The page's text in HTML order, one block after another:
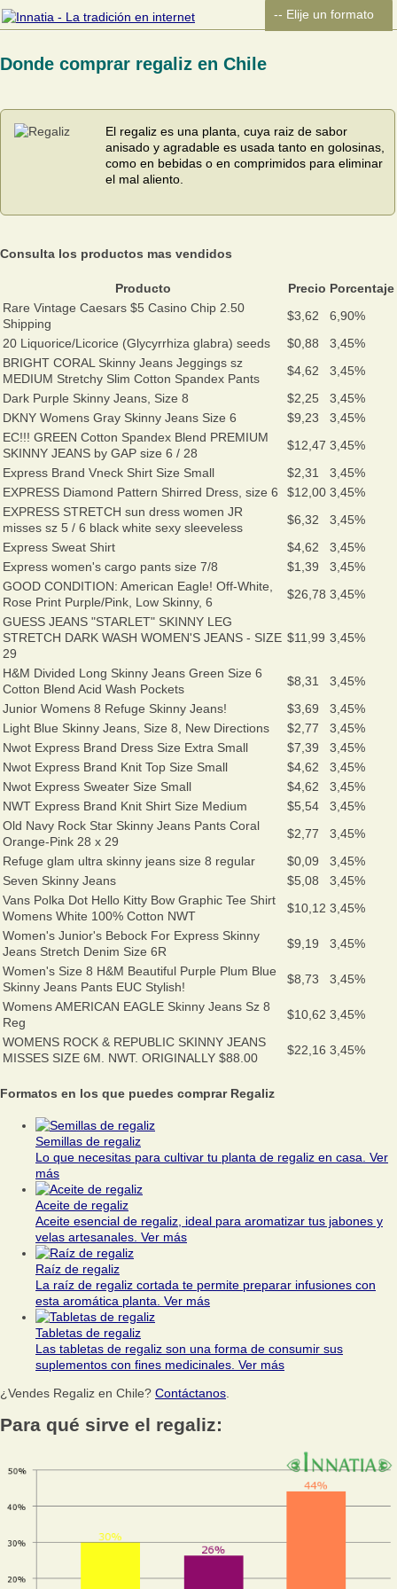
Donde comprar regaliz en Chile
El regaliz es una planta, cuya raiz de sabor
anisado y agradable es usada tanto en golosinas,
como en bebidas o en comprimidos para eliminar
el mal aliento.
Consulta los productos mas vendidos
Producto Precio Porcentaje
Rare Vintage Caesars $5 Casino Chip 2.50
Shipping
$3,62
6,90%
20 Liquorice/Licorice (Glycyrrhiza glabra) seeds
$0,88
3,45%
BRIGHT CORAL Skinny Jeans Jeggings sz
MEDIUM Stretchy Slim Cotton Spandex Pants
$4,62
3,45%
Dark Purple Skinny Jeans, Size 8
$2,25
3,45%
DKNY Womens Gray Skinny Jeans Size 6
$9,23
3,45%
EC!!! GREEN Cotton Spandex Blend PREMIUM
SKINNY JEANS by GAP size 6 / 28
$12,47 3,45%
Express Brand Vneck Shirt Size Small
$2,31
3,45%
EXPRESS Diamond Pattern Shirred Dress, size 6
$12,00 3,45%
EXPRESS STRETCH sun dress women JR
misses sz 5 / 6 black white sexy sleeveless
$6,32
3,45%
Express Sweat Shirt
$4,62
3,45%
Express women's cargo pants size 7/8
$1,39
3,45%
GOOD CONDITION: American Eagle! Off-White,
Rose Print Purple/Pink, Low Skinny, 6
$26,78 3,45%
GUESS JEANS "STARLET" SKINNY LEG
STRETCH DARK WASH WOMEN'S JEANS - SIZE
29
$11,99 3,45%
H&M Divided Long Skinny Jeans Green Size 6
Cotton Blend Acid Wash Pockets
$8,31
3,45%
Junior Womens 8 Refuge Skinny Jeans!
$3,69
3,45%
Light Blue Skinny Jeans, Size 8, New Directions
$2,77
3,45%
Nwot Express Brand Dress Size Extra Small
$7,39
3,45%
Nwot Express Brand Knit Top Size Small
$4,62
3,45%
Nwot Express Sweater Size Small
$4,62
3,45%
NWT Express Brand Knit Shirt Size Medium
$5,54
3,45%
Old Navy Rock Star Skinny Jeans Pants Coral
Orange-Pink 28 x 29
$2,77
3,45%
Refuge glam ultra skinny jeans size 8 regular
$0,09
3,45%
Seven Skinny Jeans
$5,08
3,45%
Vans Polka Dot Hello Kitty Bow Graphic Tee Shirt
Womens White 100% Cotton NWT
$10,12 3,45%
Women's Junior's Bebock For Express Skinny
Jeans Stretch Denim Size 6R
$9,19
3,45%
Women's Size 8 H&M Beautiful Purple Plum Blue
Skinny Jeans Pants EUC Stylish!
$8,73
3,45%
Womens AMERICAN EAGLE Skinny Jeans Sz 8
Reg
$10,62 3,45%
WOMENS ROCK & REPUBLIC SKINNY JEANS
MISSES SIZE 6M. NWT. ORIGINALLY $88.00
$22,16 3,45%
Formatos en los que puedes comprar Regaliz
Semillas de regaliz
Lo que necesitas para cultivar tu planta de regaliz en casa. Ver
más
Aceite de regaliz
Aceite esencial de regaliz, ideal para aromatizar tus jabones y
velas artesanales. Ver más
Raíz de regaliz
La raíz de regaliz cortada te permite preparar infusiones con
esta aromática planta. Ver más
Tabletas de regaliz
Las tabletas de regaliz son una forma de consumir sus
suplementos con fines medicinales. Ver más
¿Vendes Regaliz en Chile? Contáctanos.
Para qué sirve el regaliz: